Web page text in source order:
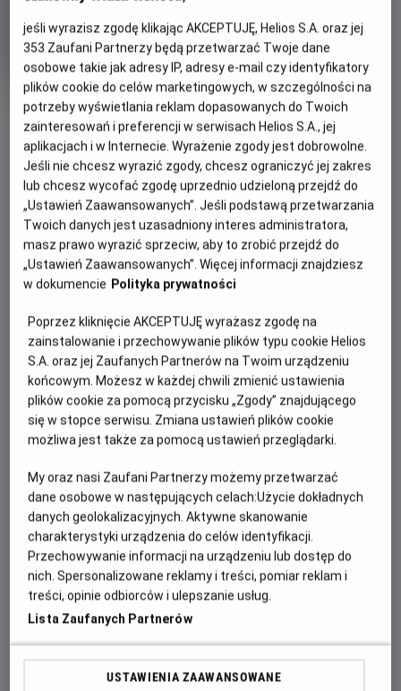
OBSERWUJ
Odyseja - Salon Kultury Helios
Oryginalny
tytuł
The Odyssey Gatunek
Przygodowy / Akcja
wiek
Od 15 lat
Czas
trwania
202 min
OCENA HELIOS
8.5
REŻYSERIA
Christopher Nolan
SCENARIUSZ
Christopher Nolan
OBSADA
Anne Hathaway, Charlize Theron, Zendaya, Matt Damon, Tom
Holland, Robert Pattinson, Lupita Nyong'o
WIĘCEJ SZCZEGÓŁÓW
OPIS WYDARZENIA
Christopher Nolan, który nakręcił takie filmy jak
"Interstellar" oraz "Oppenheimer" jest znany z tego, że nie
boi się żadnego gatunku filmowego. Po świetnie przyjętym
opowiadającym historię powstania pierwszej bomby
atomowej, teraz reżyser pracuje nad adaptacją "Odysei".
To opowieść autorstwa Homera uznawana za jedno z
najważniejszych dzieł literatury zachodniej. Opowiada o
podróży Odyseusza, króla Itaki, który musi stawić czoła
licznym wyzwaniom próbując wrócić do domu po wojnie
trojańskiej.
Powstała już niejedna ekranizacja klasycznego dzieła
Homera, ale tym razem film nakręcony zostanie w
technologii IMAX i będzie pierwszym tak nowoczesnym
podejściem do "Odysei".
W filmie "Odysei" zobaczymy między innymi: Matta
Damona, Toma Hollanda, Anne Hathaway, Zendayę, Roberta
Pattinsona, Lupite Nyong'o oraz Charlize Theron.
jeśli wyrazisz zgodę klikając AKCEPTUJĘ, Helios S.A. oraz jej
353 Zaufani Partnerzy będą przetwarzać Twoje dane
osobowe takie jak adresy IP, adresy e-mail czy identyfikatory
plików cookie do celów marketingowych, w szczególności na
potrzeby wyświetlania reklam dopasowanych do Twoich
zainteresowań i preferencji w serwisach Helios S.A., jej
aplikacjach i w Internecie. Wyrażenie zgody jest dobrowolne.
Jeśli nie chcesz wyrazić zgody, chcesz ograniczyć jej zakres
lub chcesz wycofać zgodę uprzednio udzieloną przejdź do
„Ustawień Zaawansowanych”. Jeśli podstawą przetwarzania
Twoich danych jest uzasadniony interes administratora,
masz prawo wyrazić sprzeciw, aby to zrobić przejdź do
„Ustawień Zaawansowanych”. Więcej informacji znajdziesz
w dokumencie Polityka prywatności
Poprzez kliknięcie AKCEPTUJĘ wyrażasz zgodę na
zainstalowanie i przechowywanie plików typu cookie Helios
S.A. oraz jej Zaufanych Partnerów na Twoim urządzeniu
końcowym. Możesz w każdej chwili zmienić ustawienia
plików cookie za pomocą przycisku „Zgody” znajdującego
się w stopce serwisu. Zmiana ustawień plików cookie
możliwa jest także za pomocą ustawień przeglądarki.
My oraz nasi Zaufani Partnerzy możemy przetwarzać
dane osobowe w następujących celach:Użycie dokładnych
danych geolokalizacyjnych. Aktywne skanowanie
charakterystyki urządzenia do celów identyfikacji.
Przechowywanie informacji na urządzeniu lub dostęp do
nich. Spersonalizowane reklamy i treści, pomiar reklam i
treści, opinie odbiorców i ulepszanie usług.
Lista Zaufanych Partnerów
USTAWIENIA ZAAWANSOWANE